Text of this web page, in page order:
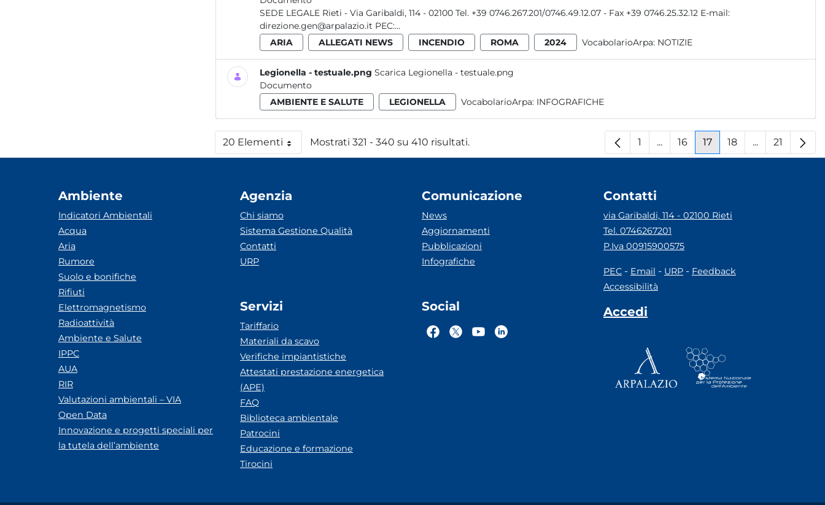
SEDE LEGALE Rieti - Via Garibaldi, 114 - 02100 Tel. +39 0746.267.201/0746.49.12.07 - Fax +39 0746.25.32.12 E-mail:
direzione.gen@arpalazio.it PEC:...
ARIA
ALLEGATI NEWS INCENDIO ROMA 2024 VocabolarioArpa: NOTIZIE
Legionella - testuale.png Scarica Legionella - testuale.png
Documento
AMBIENTE E SALUTE
LEGIONELLA VocabolarioArpa: INFOGRAFICHE
20 ElementiPer pagina Mostrati 321 - 340 su 410 risultati. Pagina
1 ...Pagine intermedie
Pagina
16 Pagina
17 Pagina
18 ...PaginePagina
21
Ambiente
Indicatori Ambientali
Acqua
Aria
Rumore
Suolo e bonifiche
Rifiuti
Elettromagnetismo
Radioattività
Ambiente e Salute
IPPC
AUA
RIR
Valutazioni ambientali – VIA
Open Data
Innovazione e progetti speciali per
la tutela dell’ambiente
Agenzia
Chi siamo
Sistema Gestione Qualità
Contatti
URP
Servizi
Tariffario
Materiali da scavo
Verifiche impiantistiche
Attestati prestazione energetica
(APE)
FAQ
Biblioteca ambientale
Patrocini
Educazione e formazione
Tirocini
Comunicazione
News
Aggiornamenti
Pubblicazioni
Infografiche
Social
Contatti
via Garibaldi, 114 - 02100 Rieti
Tel. 0746267201
P.Iva 00915900575
PEC - Email - URP - Feedback
Accessibilità
Accedi